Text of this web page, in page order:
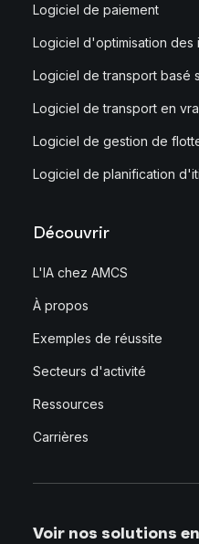
Logiciel de paiement
Logiciel d'optimisation des
Logiciel de transport basé
Logiciel de transport en
Logiciel de gestion de
Logiciel de planification
Découvrir
L'IA chez AMCS
À propos
Exemples de réussite
Secteurs d'activité
Ressources
Carrières
Voir nos solutions